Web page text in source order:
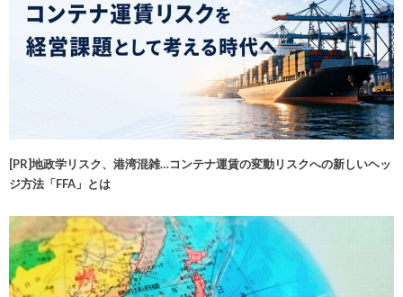
[PR]地政学リスク、港湾混雑…コンテナ運賃の変動リスクへの新しいヘッ
ジ方法「FFA」とは